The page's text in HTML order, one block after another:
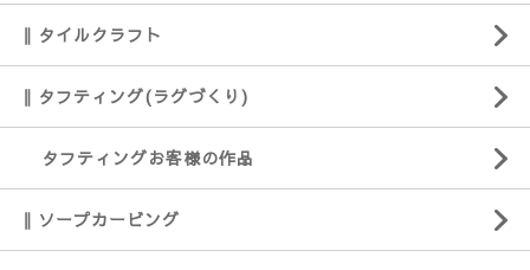
‖ タイルクラフト
‖ タフティング(ラグづくり)
タフティングお客様の作品
‖ ソープカービング